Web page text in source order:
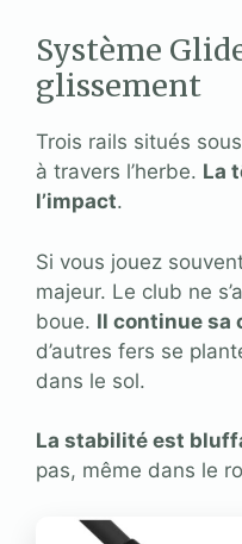
Système
glissement
Trois rails situés
à travers l’herbe. La
l’impact.
Si vous jouez
majeur. Le club ne
boue. Il continue sa
d’autres fers se
dans le sol.
La stabilité est
pas, même dans le